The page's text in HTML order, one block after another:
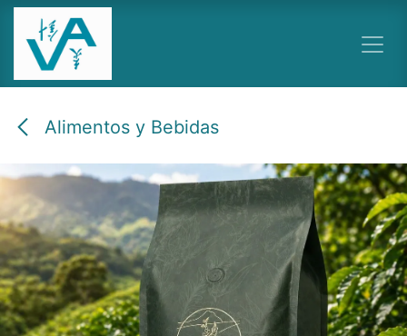
Ir al contenido
Alimentos y Bebidas